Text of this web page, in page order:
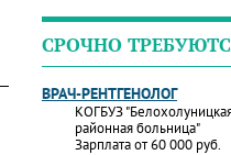
СРОЧНО
ВРАЧ-РЕНТГЕНОЛОГ
КОГБУЗ
районная больница"
Зарплата от 60 000 руб.